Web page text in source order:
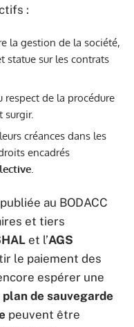
:
la gestion de la société,
statue sur les contrats
respect de la procédure
surgir.
créances dans les
encadrés
.
au BODACC
et tiers
et l’AGS
le paiement des
espérer une
plan de sauvegarde
peuvent être